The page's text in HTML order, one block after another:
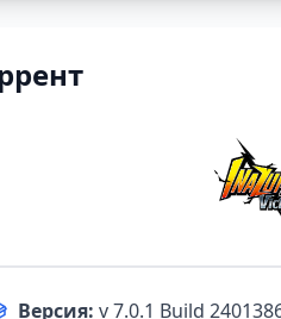
Версия: v 7.0.1 Build